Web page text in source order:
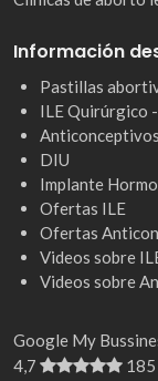
Información
Pastillas
ILE Quirúrgico
Anticonceptivos
DIU
Implante
Ofertas ILE
Ofertas
Videos sobre
Videos sobre
Google My
4,7
185